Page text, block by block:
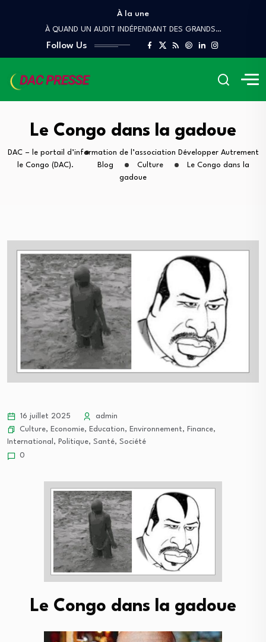
À la une
Quand le Congo brûle, le Prince danse
À QUAND UN AUDIT INDÉPENDANT DES GRANDS…
Lettre ouverte A Mr Pierre Mabiala, Ministre…
COUR DES COMPTES ET DE DISCIPLINE BUDGÉTAIRE
Denis Sassou Nguesso, le Scorpion, et les…
Follow Us
Le Congo dans la gadoue
DAC – le portail d’information de l’association Développer Autrement
le Congo (DAC).
Blog Culture
Le Congo dans la
gadoue
16 juillet 2025
admin
Culture, Economie, Education, Environnement, Finance,
International , Politique, Santé, Société
0
Le Congo dans la gadoue